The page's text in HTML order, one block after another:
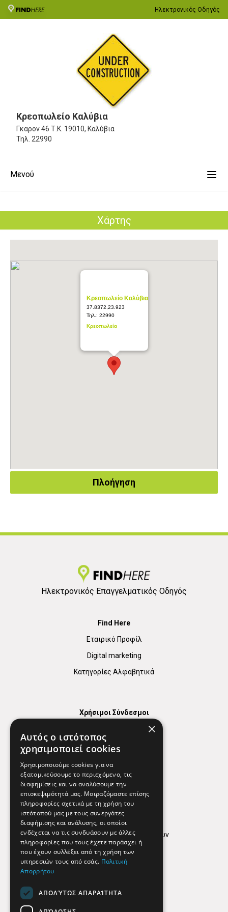
Ηλεκτρονικός Οδηγός
Κρεοπωλείο Καλύβια
Γκαρον 46 Τ.Κ. 19010, Καλύβια
Τηλ. 22990
Μενού
Χάρτης
Κρεοπωλείο Καλύβια
37.8372,23.923
Τηλ.: 22990
Κρεοπωλεία
Πλοήγηση
Ηλεκτρονικός Επαγγελματικός Οδηγός
Find Here
Εταιρικό Προφίλ
Digital marketing
Κατηγορίες Αλφαβητικά
Χρήσιμοι Σύνδεσμοι
Χρήσιμα Τηλέφωνα
Εφημερεύοντα Φαρμακεία
Απόρρητο
Όροι Χρήσης
Πολιτική προστασίας δεδομένων
Findhere
Social Media
×
Αυτός ο ιστότοπος
χρησιμοποιεί cookies
Χρησιμοποιούμε cookies για να
εξατομικεύσουμε το περιεχόμενο, τις
διαφημίσεις και να αναλύσουμε την
επισκεψιμότητά μας. Μοιραζόμαστε επίσης
πληροφορίες σχετικά με τη χρήση του
ιστότοπού μας με τους συνεργάτες
διαφήμισης και ανάλυσης, οι οποίοι
ενδέχεται να τις συνδυάσουν με άλλες
πληροφορίες που τους έχετε παράσχει ή
που έχουν συλλέξει από τη χρήση των
υπηρεσιών τους από εσάς. Πολιτική
Απορρήτου
ΑΠΟΛΎΤΩΣ ΑΠΑΡΑΊΤΗΤΑ